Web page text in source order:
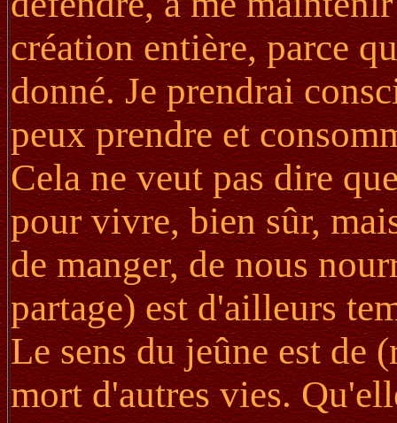
création entière, parce
donné. Je prendrai
peux prendre et
Cela ne veut pas dire
pour vivre, bien sûr,
de manger, de nous
partage) est d'ailleurs
Le sens du jeûne est de
mort d'autres vies.